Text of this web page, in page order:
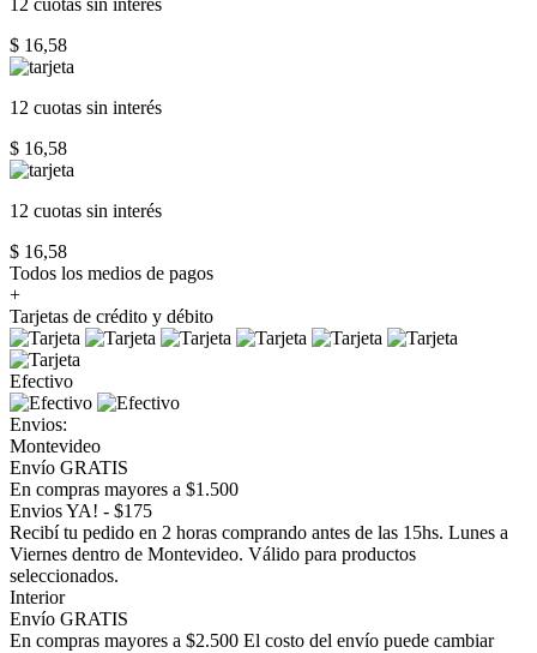
$ 16,58
12 cuotas sin interés
$ 16,58
12 cuotas sin interés
$ 16,58
Todos los medios de pagos
+
Tarjetas de crédito y débito
Efectivo
Envios:
Montevideo
Envío GRATIS
En compras mayores a $1.500
Envios YA! - $175
Recibí tu pedido en 2 horas comprando antes de las 15hs. Lunes a
Viernes dentro de Montevideo. Válido para productos
seleccionados.
Interior
Envío GRATIS
En compras mayores a $2.500 El costo del envío puede cambiar